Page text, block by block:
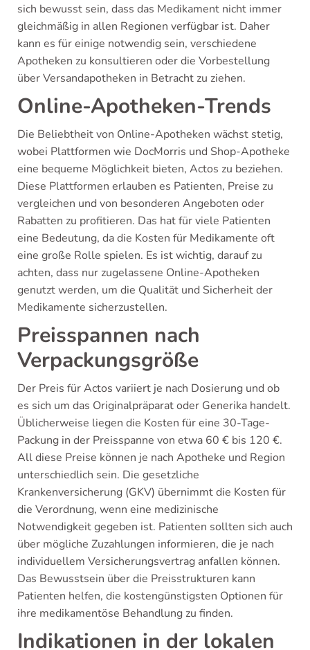
sich bewusst sein, dass das Medikament nicht immer
gleichmäßig in allen Regionen verfügbar ist. Daher
kann es für einige notwendig sein, verschiedene
Apotheken zu konsultieren oder die Vorbestellung
über Versandapotheken in Betracht zu ziehen.
Online-Apotheken-Trends
Die Beliebtheit von Online-Apotheken wächst stetig,
wobei Plattformen wie DocMorris und Shop-Apotheke
eine bequeme Möglichkeit bieten, Actos zu beziehen.
Diese Plattformen erlauben es Patienten, Preise zu
vergleichen und von besonderen Angeboten oder
Rabatten zu profitieren. Das hat für viele Patienten
eine Bedeutung, da die Kosten für Medikamente oft
eine große Rolle spielen. Es ist wichtig, darauf zu
achten, dass nur zugelassene Online-Apotheken
genutzt werden, um die Qualität und Sicherheit der
Medikamente sicherzustellen.
Preisspannen nach
Verpackungsgröße
Der Preis für Actos variiert je nach Dosierung und ob
es sich um das Originalpräparat oder Generika handelt.
Üblicherweise liegen die Kosten für eine 30-Tage-
Packung in der Preisspanne von etwa 60 € bis 120 €.
All diese Preise können je nach Apotheke und Region
unterschiedlich sein. Die gesetzliche
Krankenversicherung (GKV) übernimmt die Kosten für
die Verordnung, wenn eine medizinische
Notwendigkeit gegeben ist. Patienten sollten sich auch
über mögliche Zuzahlungen informieren, die je nach
individuellem Versicherungsvertrag anfallen können.
Das Bewusstsein über die Preisstrukturen kann
Patienten helfen, die kostengünstigsten Optionen für
ihre medikamentöse Behandlung zu finden.
Indikationen in der lokalen